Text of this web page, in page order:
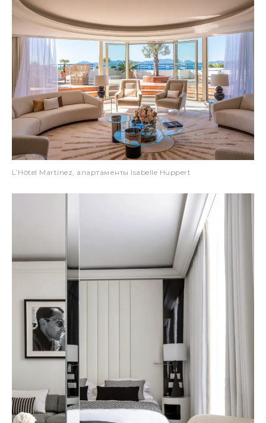
L’Hôtel Martinez, апартаменты Isabelle Huppert